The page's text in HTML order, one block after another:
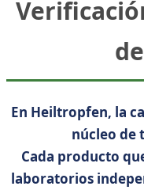
En Heiltropfen, la
núcleo de
Cada producto
laboratorios